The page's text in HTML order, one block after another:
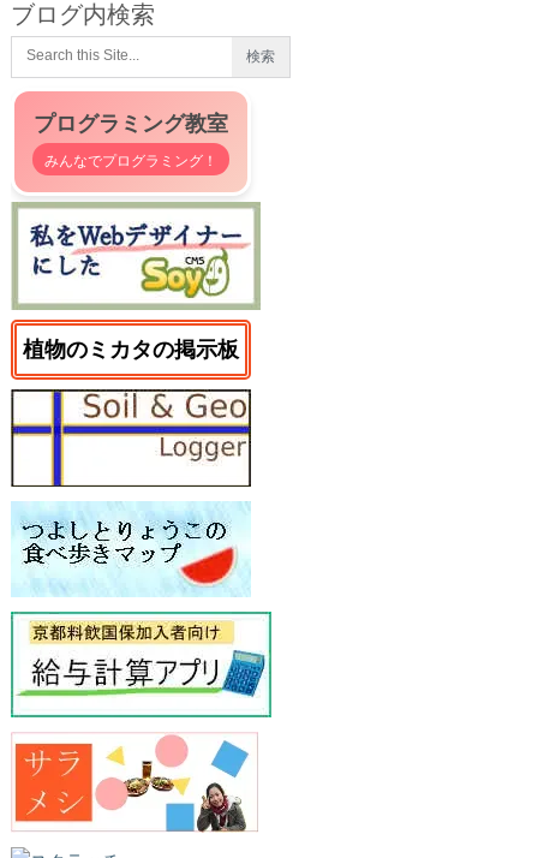
ブログ内検索
プログラミング教室
みんなでプログラミング！
植物のミカタの掲示板